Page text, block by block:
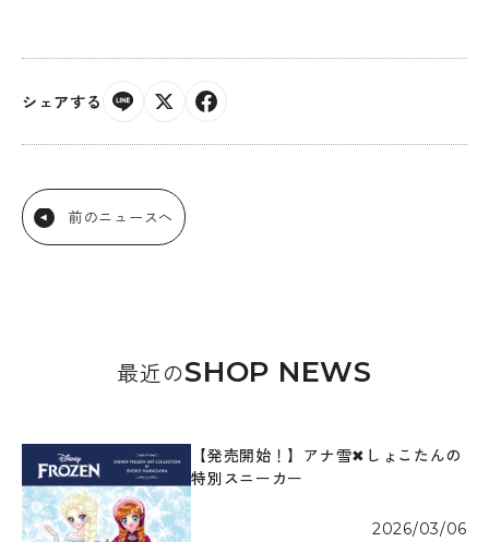
シェアする
前のニュースへ
最近のSHOP NEWS
【発売開始！】アナ雪✖しょこたんの
特別スニーカー
2026/03/06